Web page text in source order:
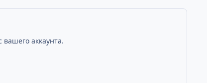
вашего аккаунта.